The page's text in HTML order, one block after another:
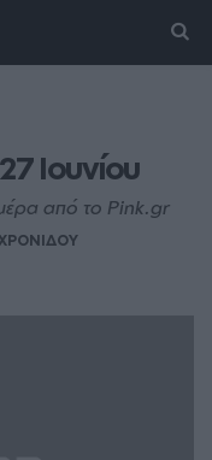
Ιουνίου
από το Pink.gr